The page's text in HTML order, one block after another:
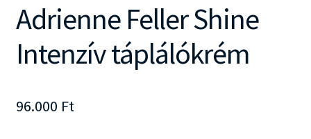
Adrienne Feller Shine
Intenzív táplálókrém
96.000 Ft